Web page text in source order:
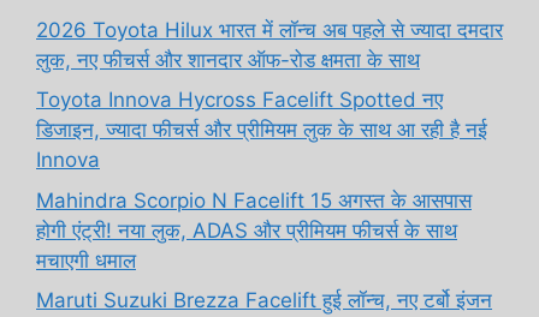
2026 Toyota Hilux भारत में लॉन्च अब पहले से ज्यादा दमदार
लुक, नए फीचर्स और शानदार ऑफ-रोड क्षमता के साथ
Toyota Innova Hycross Facelift Spotted नए
डिजाइन, ज्यादा फीचर्स और प्रीमियम लुक के साथ आ रही है नई
Innova
Mahindra Scorpio N Facelift 15 अगस्त के आसपास
होगी एंट्री! नया लुक, ADAS और प्रीमियम फीचर्स के साथ
मचाएगी धमाल
Maruti Suzuki Brezza Facelift हुई लॉन्च, नए टर्बो इंजन